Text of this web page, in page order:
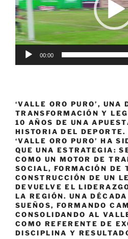
00:00
‘VALLE ORO PURO’, UNA
TRANSFORMACIÓN Y
10 AÑOS DE UNA
HISTORIA DEL
‘VALLE ORO PURO’ HA
QUE UNA ESTRATEGIA:
COMO UN MOTOR DE
SOCIAL, FORMACIÓN DE
CONSTRUCCIÓN DE UN
DEVUELVE EL
LA REGIÓN. UNA
SUEÑOS, FORMANDO
CONSOLIDANDO AL
COMO REFERENTE DE
DISCIPLINA Y